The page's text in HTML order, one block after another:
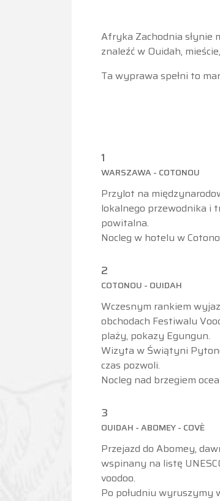
Afryka Zachodnia słynie
znaleźć w Ouidah,
Ta wyprawa spełni to
1
WARSZAWA - COTONOU
Przylot na
lokalnego przewodnika i
powitalna.
Nocleg w hotelu w
2
COTONOU - OUIDAH
Wczesnym rankiem
obchodach Festiwalu
plaży, pokazy Egungun.
Wizyta w Świątyni
czas pozwoli.
Nocleg nad brzegiem
3
OUIDAH - ABOMEY - COVÈ
Przejazd do Abomey,
wspinany na listę
voodoo.
Po południu wyruszymy